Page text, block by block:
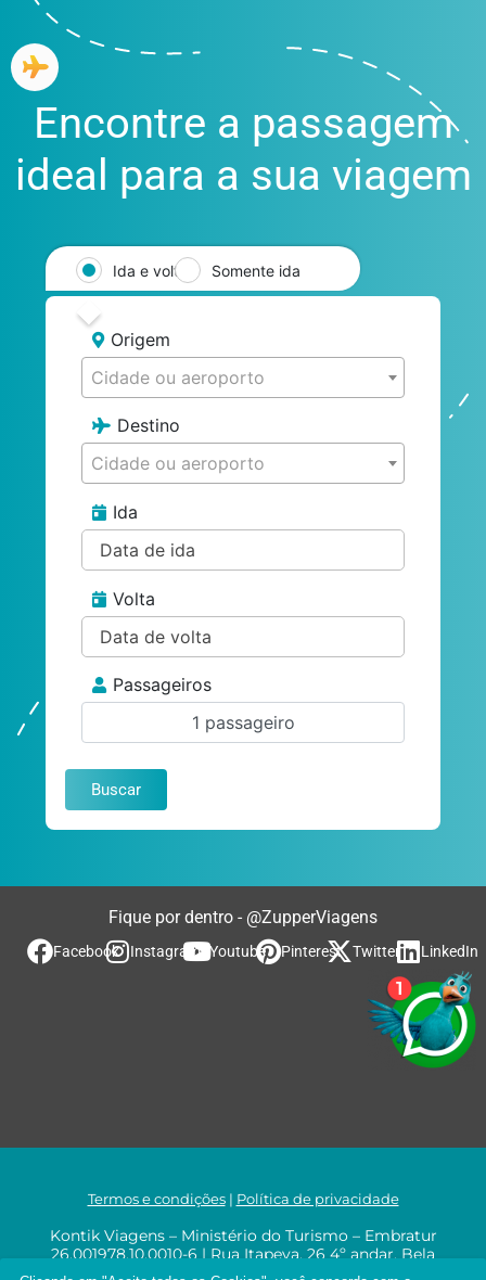
Encontre a passagem
ideal para a sua viagem
Ida e volta Somente ida
Origem
Cidade ou aeroporto
Destino
Cidade ou aeroporto
Ida
Volta
Passageiros
1 passageiro
Buscar
Fique por dentro - @ZupperViagens
Facebook Instagram Youtube Pinterest Twitter LinkedIn
Termos e condições| Política de privacidade
Kontik Viagens – Ministério do Turismo – Embratur
26.001978.10.0010-6 | Rua Itapeva, 26 4º andar, Bela
Vista, CEP 01332-000, São Paulo-SP, CNPJ: